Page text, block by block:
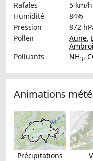
Rafales
5 km/h
Humidité
84%
Pression
872
Pollen
Aune,
Polluants
NH3,
Animations
Précipitations